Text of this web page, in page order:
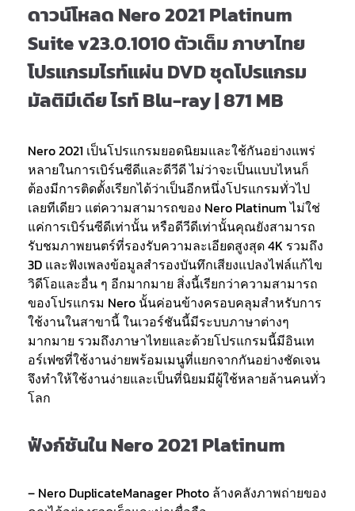
ดาวน์โหลด Nero 2021 Platinum
Suite v23.0.1010 ตัวเต็ม ภาษาไทย
โปรแกรมไรท์แผ่น DVD ชุดโปรแกรม
มัลติมีเดีย ไรท์ Blu-ray | 871 MB
Nero 2021 เป็นโปรแกรมยอดนิยมและใช้กันอย่างแพร่
หลายในการเบิร์นซีดีและดีวีดี ไม่ว่าจะเป็นแบบไหนก็
ต้องมีการติดตั้งเรียกได้ว่าเป็นอีกหนึ่งโปรแกรมทั่วไป
เลยทีเดียว แต่ความสามารถของ Nero Platinum ไม่ใช่
แค่การเบิร์นซีดีเท่านั้น หรือดีวีดีเท่านั้นคุณยังสามารถ
รับชมภาพยนตร์ที่รองรับความละเอียดสูงสุด 4K รวมถึง
3D และฟังเพลงข้อมูลสำรองบันทึกเสียงแปลงไฟล์แก้ไข
วิดีโอและอื่น ๆ อีกมากมาย สิ่งนี้เรียกว่าความสามารถ
ของโปรแกรม Nero นั้นค่อนข้างครอบคลุมสำหรับการ
ใช้งานในสาขานี้ ในเวอร์ชันนี้มีระบบภาษาต่างๆ
มากมาย รวมถึงภาษาไทยและด้วยโปรแกรมนี้มีอินเท
อร์เฟซที่ใช้งานง่ายพร้อมเมนูที่แยกจากกันอย่างชัดเจน
จึงทำให้ใช้งานง่ายและเป็นที่นิยมมีผู้ใช้หลายล้านคนทั่ว
โลก
ฟังก์ชันใน Nero 2021 Platinum
– Nero DuplicateManager Photo ล้างคลังภาพถ่ายของ